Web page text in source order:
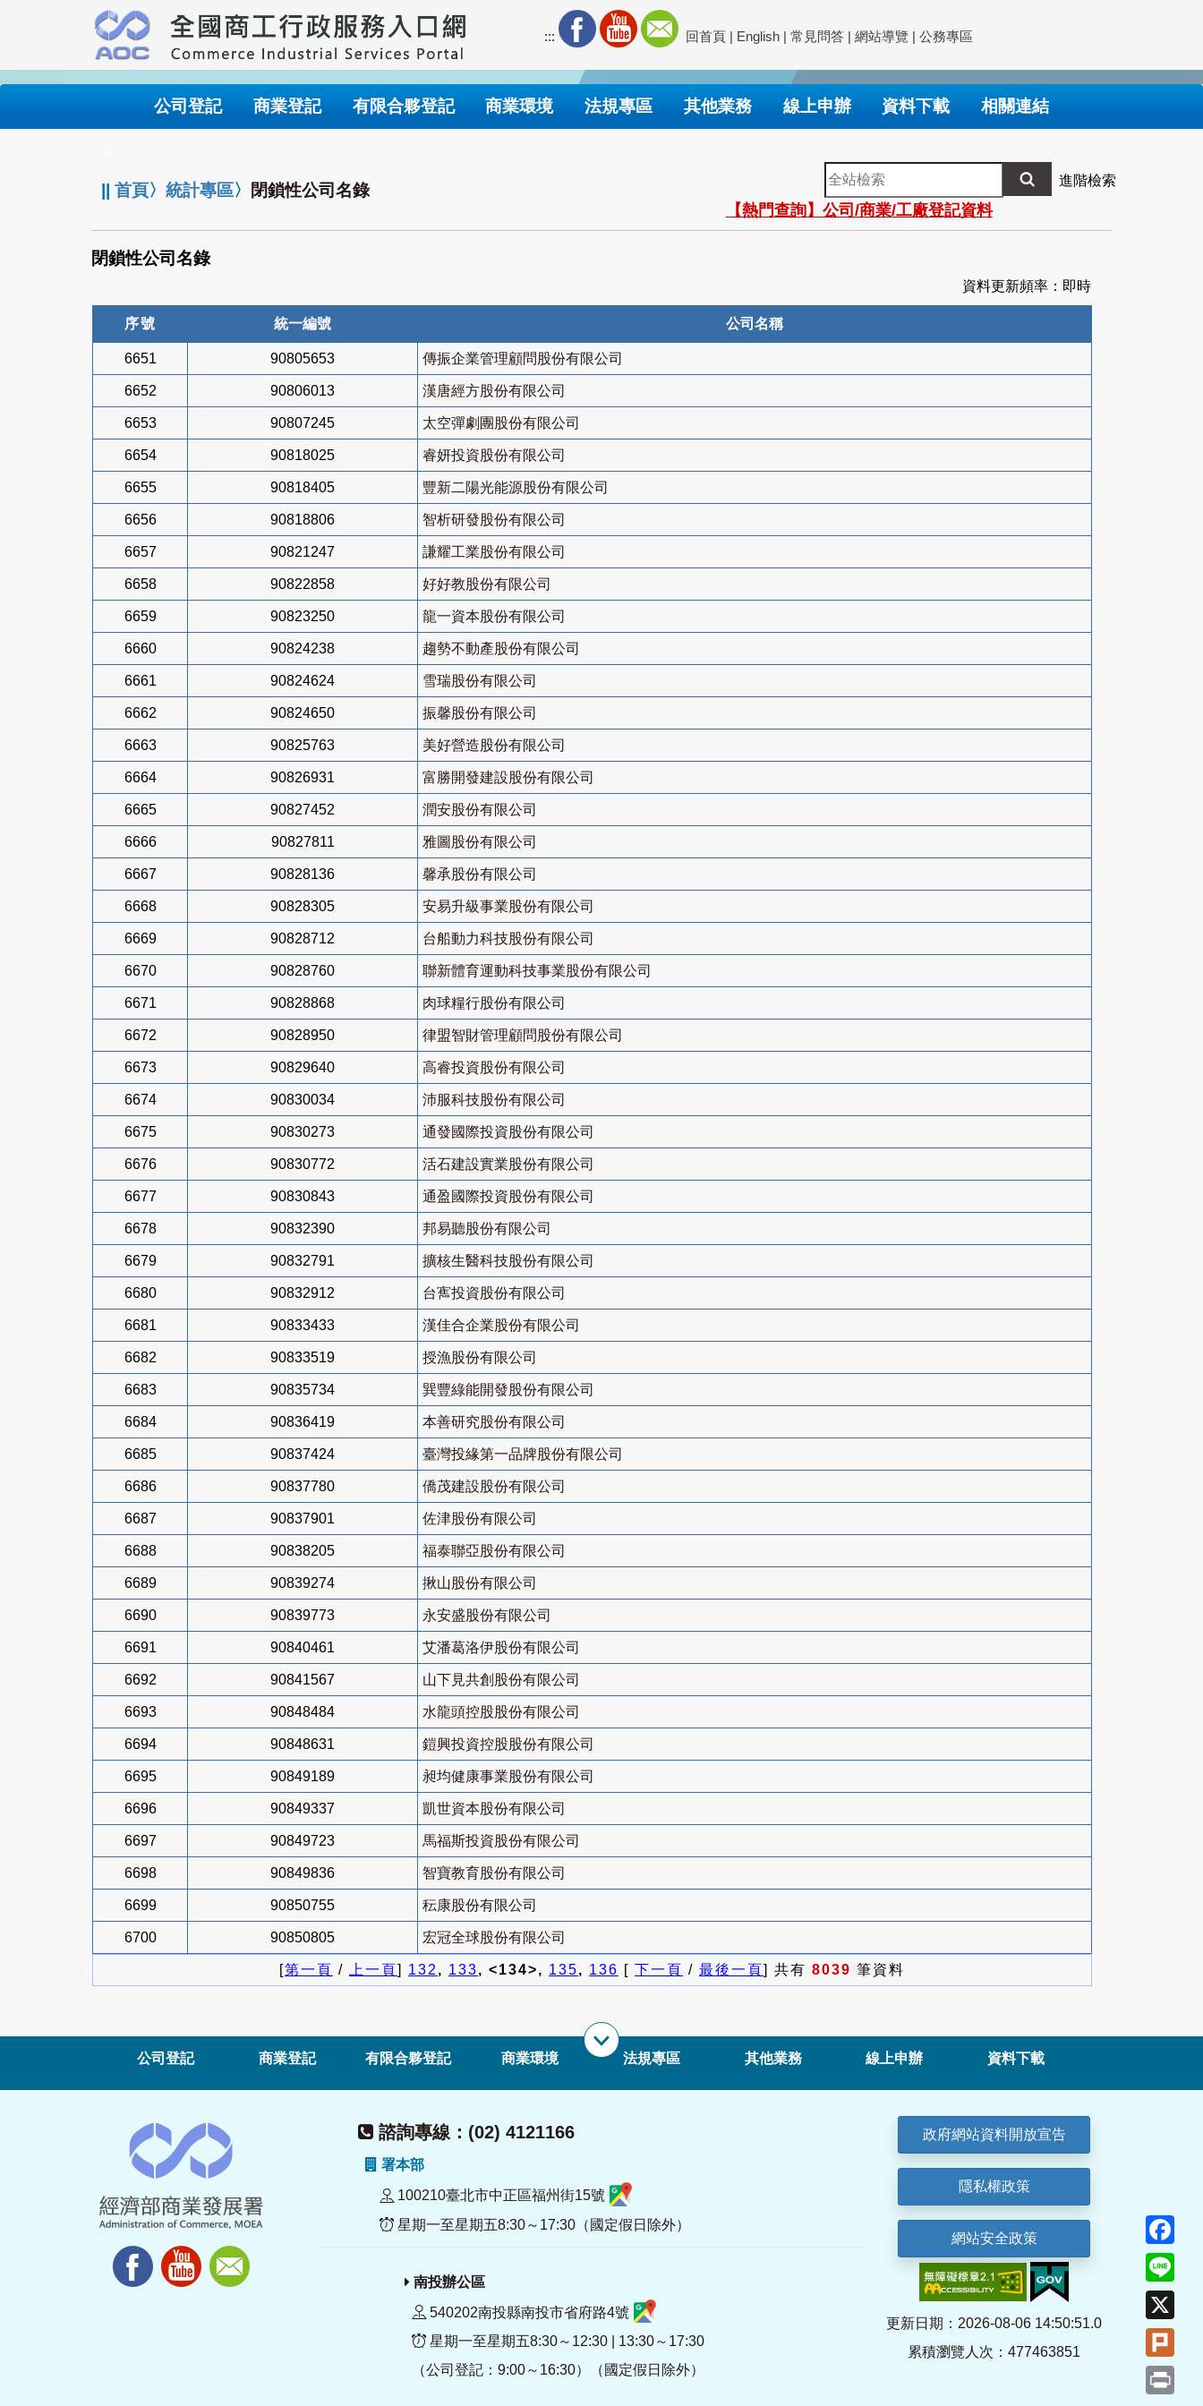
要
內
::: 回首頁 | English | 常見問答 | 網站導覽 | 公務專區
公司登記 商業登記 有限合夥登記 商業環境 法規專區 其他業務 線上申辦 資料下載 相關連結
||首頁〉統計專區〉 閉鎖性公司名錄
全
站
檢
索
進階檢索
【熱門查詢】公司/商業/工廠登記資料
閉鎖性公司名錄
資料更新頻率：即時
序號 統一編號 公司名稱
6651 90805653 傳振企業管理顧問股份有限公司
6652 90806013 漢唐經方股份有限公司
6653 90807245 太空彈劇團股份有限公司
6654 90818025 睿妍投資股份有限公司
6655 90818405 豐新二陽光能源股份有限公司
6656 90818806 智析研發股份有限公司
6657 90821247 謙耀工業股份有限公司
6658 90822858 好好教股份有限公司
6659 90823250 龍一資本股份有限公司
6660 90824238 趨勢不動產股份有限公司
6661 90824624 雪瑞股份有限公司
6662 90824650 振馨股份有限公司
6663 90825763 美好營造股份有限公司
6664 90826931 富勝開發建設股份有限公司
6665 90827452 潤安股份有限公司
6666 90827811 雅圖股份有限公司
6667 90828136 馨承股份有限公司
6668 90828305 安易升級事業股份有限公司
6669 90828712 台船動力科技股份有限公司
6670 90828760 聯新體育運動科技事業股份有限公司
6671 90828868 肉球糧行股份有限公司
6672 90828950 律盟智財管理顧問股份有限公司
6673 90829640 高睿投資股份有限公司
6674 90830034 沛服科技股份有限公司
6675 90830273 通發國際投資股份有限公司
6676 90830772 活石建設實業股份有限公司
6677 90830843 通盈國際投資股份有限公司
6678 90832390 邦易聽股份有限公司
6679 90832791 擴核生醫科技股份有限公司
6680 90832912 台寯投資股份有限公司
6681 90833433 漢佳合企業股份有限公司
6682 90833519 授漁股份有限公司
6683 90835734 巽豐綠能開發股份有限公司
6684 90836419 本善研究股份有限公司
6685 90837424 臺灣投緣第一品牌股份有限公司
6686 90837780 僑茂建設股份有限公司
6687 90837901 佐津股份有限公司
6688 90838205 福泰聯亞股份有限公司
6689 90839274 揪山股份有限公司
6690 90839773 永安盛股份有限公司
6691 90840461 艾潘葛洛伊股份有限公司
6692 90841567 山下見共創股份有限公司
6693 90848484 水龍頭控股股份有限公司
6694 90848631 鎧興投資控股股份有限公司
6695 90849189 昶均健康事業股份有限公司
6696 90849337 凱世資本股份有限公司
6697 90849723 馬福斯投資股份有限公司
6698 90849836 智寶教育股份有限公司
6699 90850755 秐康股份有限公司
6700 90850805 宏冠全球股份有限公司
[第一頁 / 上一頁] 132, 133, <134>, 135, 136 [ 下一頁 / 最後一頁] 共有 8039 筆資料
公司登記 商業登記 有限合夥登記 商業環境 法規專區 其他業務 線上申辦 資料下載
諮詢專線：(02) 4121166
署本部
100210臺北市中正區福州街15號
星期一至星期五8:30～17:30（國定假日除外）
南投辦公區
540202南投縣南投市省府路4號
星期一至星期五8:30～12:30 | 13:30～17:30
（公司登記：9:00～16:30）（國定假日除外）
政府網站資料開放宣告
隱私權政策
網站安全政策
更新日期：2026-08-06 14:50:51.0
累積瀏覽人次：477463851